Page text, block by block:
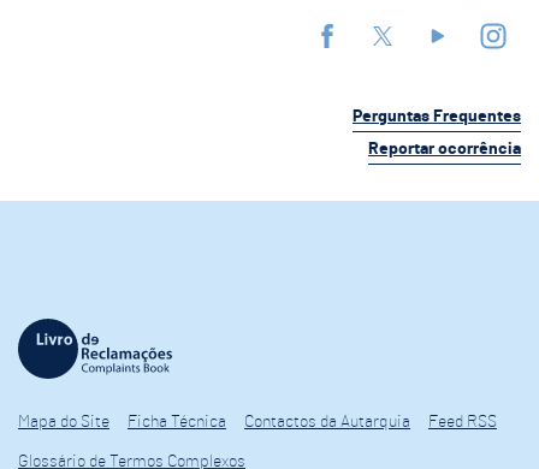
Perguntas Frequentes
Reportar ocorrência
Mapa do Site Ficha Técnica Contactos da Autarquia Feed RSS
Glossário de Termos Complexos